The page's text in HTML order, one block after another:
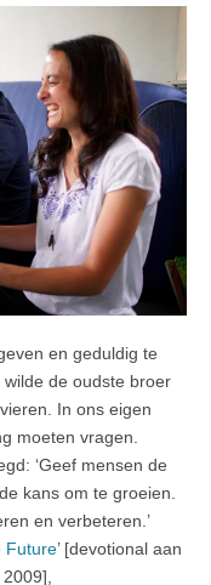
en geduldig te
de oudste broer
In ons eigen
moeten vragen.
‘Geef mensen de
kans om te groeien.
en verbeteren.’
Future’ [devotional aan